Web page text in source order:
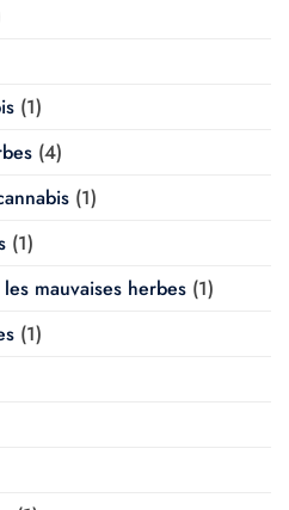
(1)
(4)
(1)
(1)
mauvaises herbes (1)
(1)